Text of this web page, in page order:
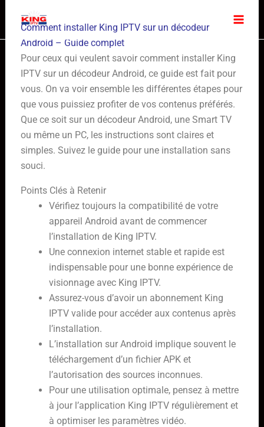
content
Comment installer King IPTV sur un décodeur
Android – Guide complet
Pour ceux qui veulent savoir comment installer King
IPTV sur un décodeur Android, ce guide est fait pour
vous. On va voir ensemble les différentes étapes pour
que vous puissiez profiter de vos contenus préférés.
Que ce soit sur un décodeur Android, une Smart TV
ou même un PC, les instructions sont claires et
simples. Suivez le guide pour une installation sans
souci.
Points Clés à Retenir
Vérifiez toujours la compatibilité de votre
appareil Android avant de commencer
l’installation de King IPTV.
Une connexion internet stable et rapide est
indispensable pour une bonne expérience de
visionnage avec King IPTV.
Assurez-vous d’avoir un abonnement King
IPTV valide pour accéder aux contenus après
l’installation.
L’installation sur Android implique souvent le
téléchargement d’un fichier APK et
l’autorisation des sources inconnues.
Pour une utilisation optimale, pensez à mettre
à jour l’application King IPTV régulièrement et
à optimiser les paramètres vidéo.